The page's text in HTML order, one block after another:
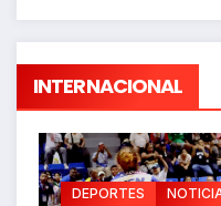
INTERNACIONAL